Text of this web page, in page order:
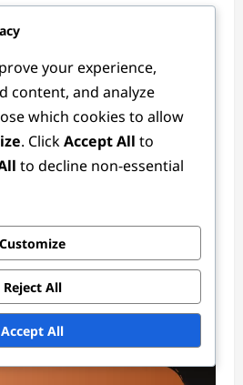
your experience,
content, and analyze
which cookies to allow
. ClickAccept All to
to decline non-essential
Customize
Reject All
Accept All